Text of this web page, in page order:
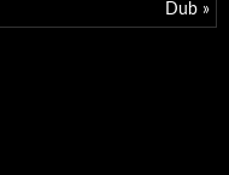
Dub »